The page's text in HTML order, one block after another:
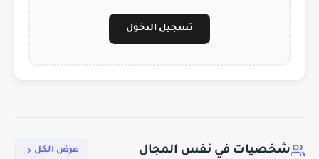
تسجيل الدخول
شخصيات في نفس المجال عرض الكل